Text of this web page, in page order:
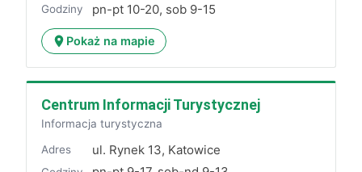
Godziny pn-pt 10-20, sob 9-15
Pokaż na mapie
Centrum Informacji Turystycznej
Informacja turystyczna
Adres ul. Rynek 13, Katowice